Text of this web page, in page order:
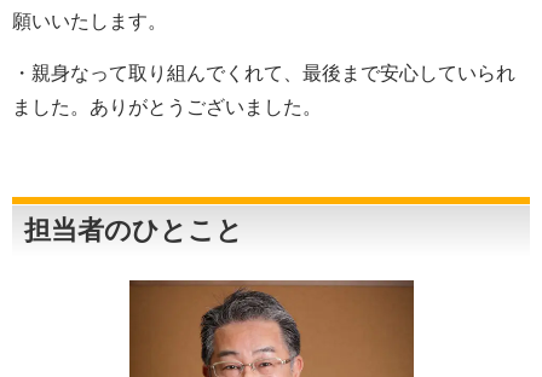
願いいたします。
・親身なって取り組んでくれて、最後まで安心していられ
ました。ありがとうございました。
担当者のひとこと